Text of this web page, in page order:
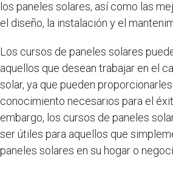
los paneles solares, así como las
el diseño, la instalación y el
Los cursos de paneles solares
aquellos que desean trabajar en el
solar, ya que pueden
conocimiento necesarios para el
embargo, los cursos de paneles
ser útiles para aquellos que
paneles solares en su hogar o